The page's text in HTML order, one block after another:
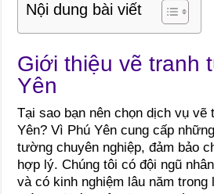
Nội dung bài viết
Giới thiệu vẽ tranh
Yên
Tại sao bạn nên chọn dịch vụ vẽ
Yên? Vì Phú Yên cung cấp
tường chuyên nghiệp, đảm bảo
hợp lý. Chúng tôi có đội ngũ
và có kinh nghiệm lâu năm